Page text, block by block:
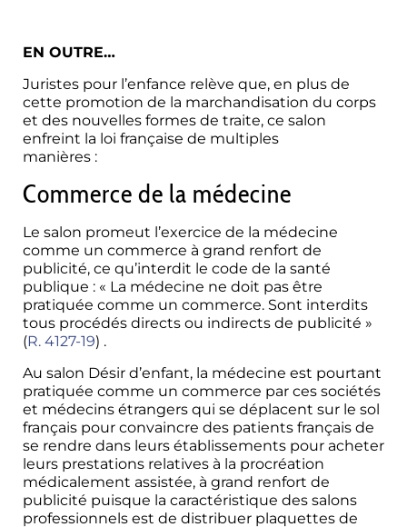
EN OUTRE…
Juristes pour l’enfance relève que, en plus de
cette promotion de la marchandisation du corps
et des nouvelles formes de traite, ce salon
enfreint la loi française de multiples
manières :
Commerce de la médecine
Le salon promeut l’exercice de la médecine
comme un commerce à grand renfort de
publicité, ce qu’interdit le code de la santé
publique : « La médecine ne doit pas être
pratiquée comme un commerce. Sont interdits
tous procédés directs ou indirects de publicité »
(R. 4127-19) .
Au salon Désir d’enfant, la médecine est pourtant
pratiquée comme un commerce par ces sociétés
et médecins étrangers qui se déplacent sur le sol
français pour convaincre des patients français de
se rendre dans leurs établissements pour acheter
leurs prestations relatives à la procréation
médicalement assistée, à grand renfort de
publicité puisque la caractéristique des salons
professionnels est de distribuer plaquettes de